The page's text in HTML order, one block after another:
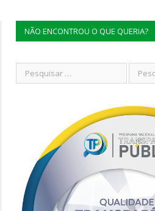
NÃO ENCONTROU O QUE QUERIA?